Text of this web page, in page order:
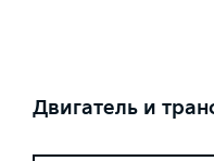
Двигатель и